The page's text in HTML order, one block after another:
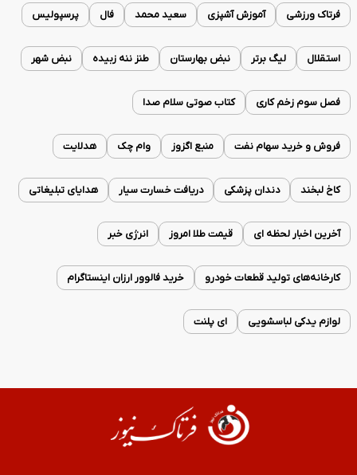
فرتاک ورزشی آموزش آشپزی سعید محمد فال پرسپولیس
استقلال لیگ برتر نبض بهارستان طنز ننه زبیده نبض شهر
فصل سوم زخم کاری کتاب صوتی سلام صدا
فروش و خرید سهام نفت منبع اگزوز وام چک هدلایت
کاخ لبخند دندان پزشکی دریافت خسارت سیار هدایای تبلیغاتی
آخرین اخبار لحظه ای قیمت طلا امروز انرژی خبر
کارخانه‌های تولید قطعات خودرو خرید فالوور ارزان اینستاگرام
لوازم یدکی لباسشویی ای پلنت